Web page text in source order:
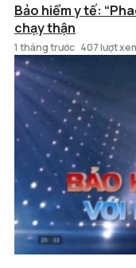
Bảo hiểm y tế:
chạy thận
1 tháng trước 407 lượt